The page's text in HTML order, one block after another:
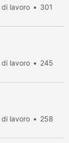
lavoro
301
lavoro
245
lavoro
258